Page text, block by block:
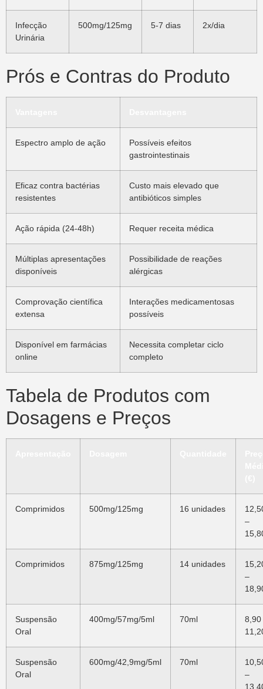
Infecção
Urinária
500mg/125mg 5-7 dias 2x/dia
Prós e Contras do Produto
Espectro amplo de ação
Possíveis efeitos
gastrointestinais
Eficaz contra bactérias
resistentes
Custo mais elevado que
antibióticos simples
Ação rápida (24-48h) Requer receita médica
Múltiplas apresentações
disponíveis
Possibilidade de reações
alérgicas
Comprovação científica
extensa
Interações medicamentosas
possíveis
Disponível em farmácias
online
Necessita completar ciclo
completo
Tabela de Produtos com
Dosagens e Preços
Comprimidos 500mg/125mg 16 unidades
–
Comprimidos 875mg/125mg 14 unidades
–
Suspensão
Oral
400mg/57mg/5ml 70ml
8,90
Suspensão
Oral
600mg/42,9mg/5ml 70ml
–